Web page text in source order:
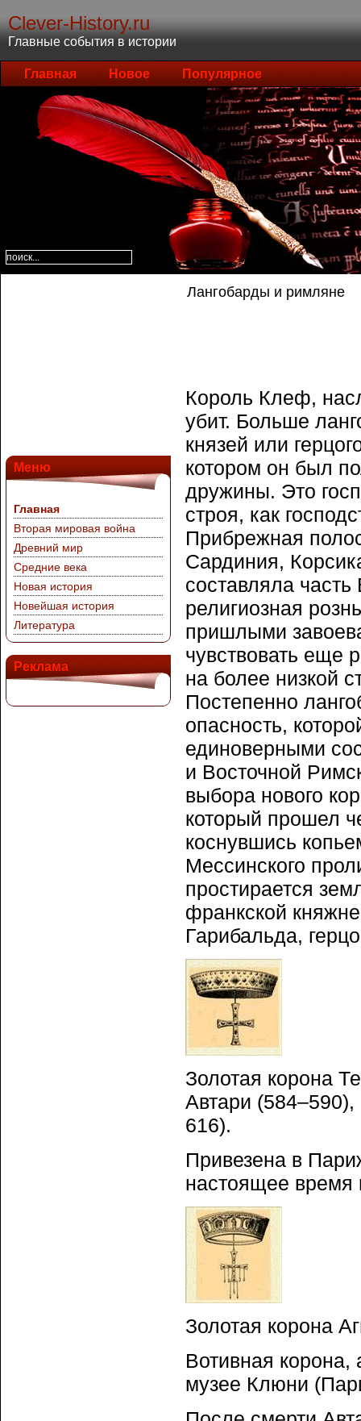
Clever-History.ru
Главные события в истории
Главная Новое Популярное
Меню
Главная
Вторая мировая война
Древний мир
Средние века
Новая история
Новейшая история
Литература
Реклама
Лангобарды и римляне
Король Клеф,
убит. Больше
князей или
котором он был
дружины. Это
строя, как
Прибрежная
Сардиния,
составляла
религиозная
пришлыми
чувствовать еще
на более низкой
Постепенно
опасность,
единоверными
и Восточной
выбора нового
который прошел
коснувшись
Мессинского
простирается
франкской
Гарибальда,
Золотая корона
Автари
616).
Привезена в
настоящее время
Золотая корона
Вотивная корона,
музее Клюни